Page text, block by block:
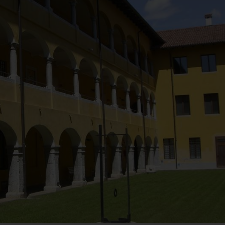
Dai primitivi a Filippo
Lippi. Il nuovo